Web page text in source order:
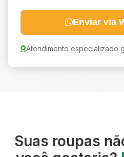
Enviar via
Atendimento especializado
Suas roupas